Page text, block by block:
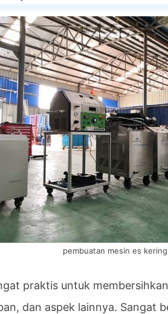
pembuatan mesin es kering
praktis untuk
dan aspek lainnya. Sangat